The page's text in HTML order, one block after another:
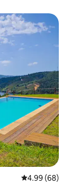
平均评分 4.99
4.99 (68)